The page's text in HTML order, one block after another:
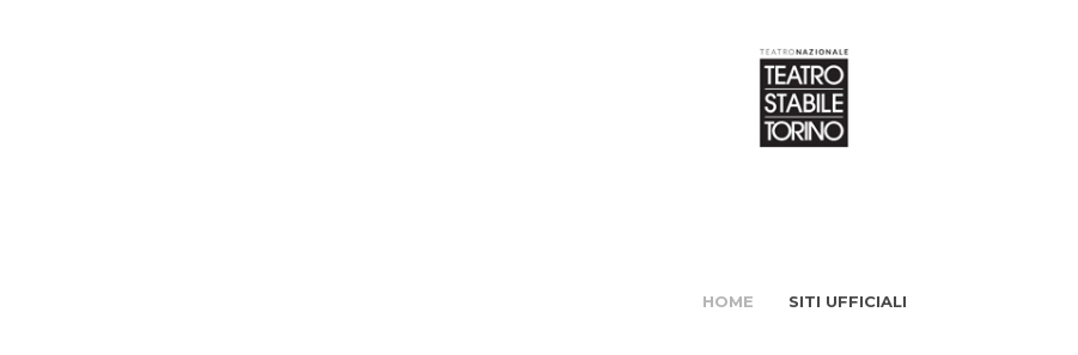
HOME SITI UFFICIALI